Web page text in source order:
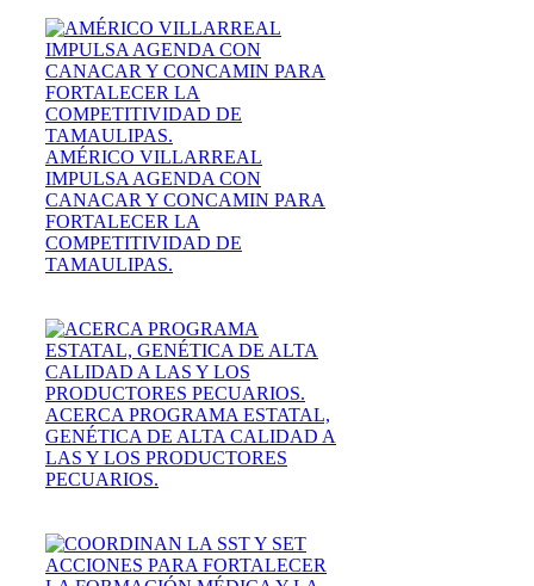
AMÉRICO VILLARREAL
IMPULSA AGENDA CON
CANACAR Y CONCAMIN PARA
FORTALECER LA
COMPETITIVIDAD DE
TAMAULIPAS.
ACERCA PROGRAMA ESTATAL,
GENÉTICA DE ALTA CALIDAD A
LAS Y LOS PRODUCTORES
PECUARIOS.